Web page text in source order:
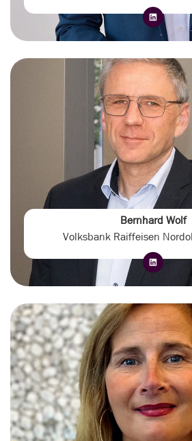
Bernhard Wolf
Volksbank Raiffeisen